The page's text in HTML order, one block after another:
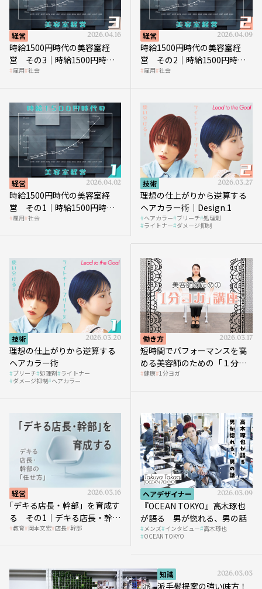
経営 2026.04.16
時給1500円時代の美容室経
営 その3｜時給1500円時
代、美容業はどのような影響
雇用 社会
経営 2026.04.09
時給1500円時代の美容室経
営 その2｜時給1500円時代
に支払う給与はいくらなのか
雇用 社会
経営 2026.04.02
時給1500円時代の美容室経
営 その1｜時給1500円時代
へ向かう社会的背景
雇用 社会
技術 2026.03.27
理想の仕上がりから逆算する
ヘアカラー術｜Design.1
ヘアカラー ブリーチ 処理剤
ライトナー ダメージ抑制
技術 2026.03.20
理想の仕上がりから逆算する
ヘアカラー術
ブリーチ 処理剤 ライトナー
ダメージ抑制 ヘアカラー
働き方 2026.03.17
短時間でパフォーマンスを高
める美容師のための「１分ヨ
ガ」講座｜実践編
健康 1分ヨガ
経営 2026.03.16
｢デキる店長・幹部」を育成す
る その1｜デキる店長・幹部
の「任せ方」
教育 岡本文宏 店長 幹部
ヘアデザイナー 2026.03.09
『OCEAN TOKYO』高木琢也
が語る 男が惚れる、男の話
メンズ インタビュー 高木琢也
OCEAN TOKYO
知識 2026.03.03
派手髪提案の強い味方！